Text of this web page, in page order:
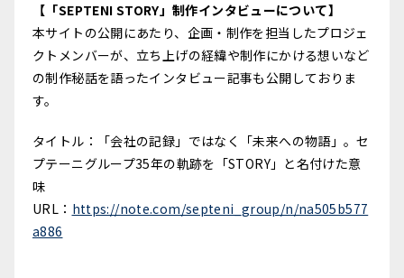
【「SEPTENI STORY」制作インタビューについて】
本サイトの公開にあたり、企画・制作を担当したプロジェ
クトメンバーが、立ち上げの経緯や制作にかける想いなど
の制作秘話を語ったインタビュー記事も公開しておりま
す。
タイトル：「会社の記録」ではなく「未来への物語」。セ
プテーニグループ35年の軌跡を「STORY」と名付けた意
味
URL： https://note.com/septeni_group/n/na505b577
a886